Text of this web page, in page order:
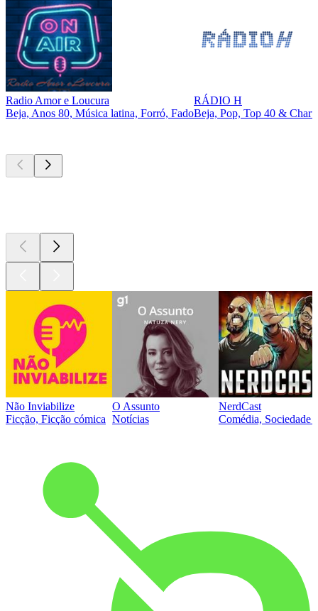
Radio Amor e Loucura
Beja, Anos 80, Música latina, Forró, Fado
RÁDIO H
Beja, Pop, Top 40 & Charts
Não Inviabilize
Ficção, Ficção cómica
O Assunto
Notícias
NerdCast
Comédia, Sociedade